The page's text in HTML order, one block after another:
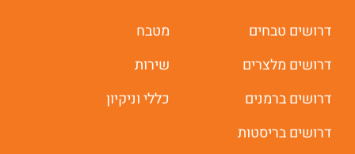
דרושים טבחים
דרושים מלצרים
דרושים ברמנים
דרושים בריסטות
מטבח
שירות
כללי וניקיון